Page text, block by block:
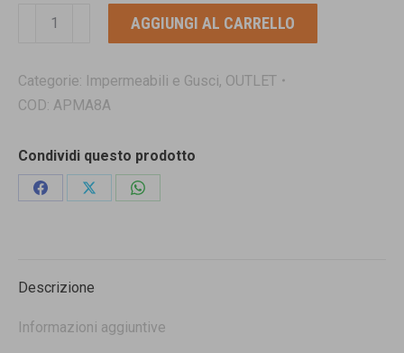
POINT
guscio
donna
quantità
AGGIUNGI AL CARRELLO
Categorie: Impermeabili e Gusci, OUTLET
COD: APMA8A
Condividi questo prodotto
CondividiCondividiCondividi
Descrizione
Informazioni aggiuntive